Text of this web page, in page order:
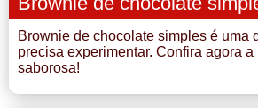
Brownie de chocolate simples é uma
precisa experimentar. Confira agora
saborosa!